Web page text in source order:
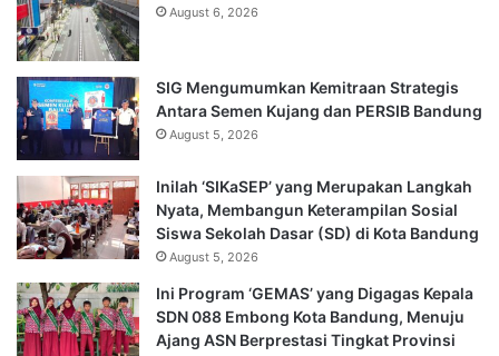
August 6, 2026
SIG Mengumumkan Kemitraan Strategis
Antara Semen Kujang dan PERSIB Bandung
August 5, 2026
Inilah ‘SIKaSEP’ yang Merupakan Langkah
Nyata, Membangun Keterampilan Sosial
Siswa Sekolah Dasar (SD) di Kota Bandung
August 5, 2026
Ini Program ‘GEMAS’ yang Digagas Kepala
SDN 088 Embong Kota Bandung, Menuju
Ajang ASN Berprestasi Tingkat Provinsi